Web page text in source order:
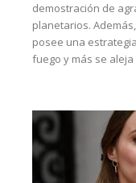
demostración de
planetarios.
posee una
fuego y más se